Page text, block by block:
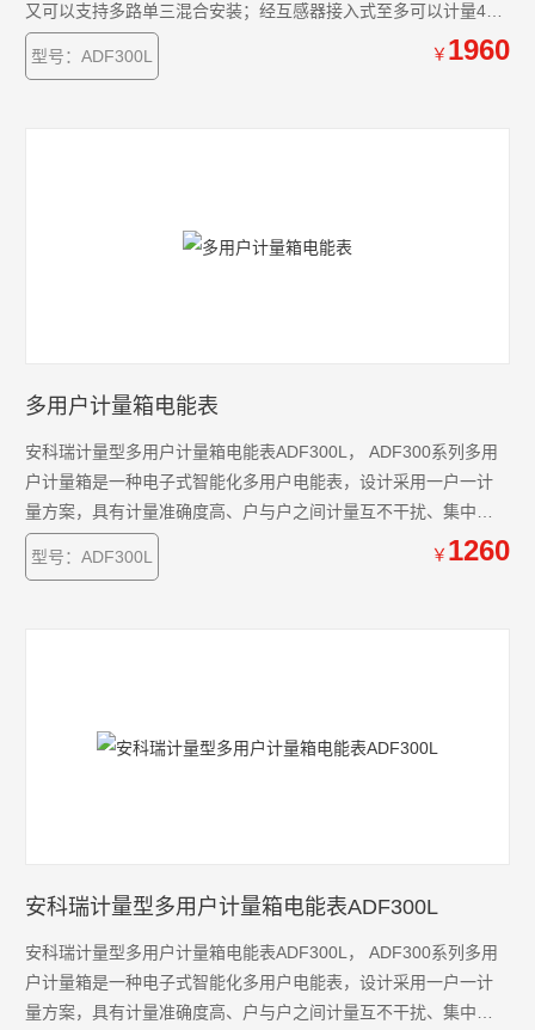
又可以支持多路单三混合安装；经互感器接入式至多可以计量4路
三相回路。
型号：ADF300L
￥ 1960
多用户计量箱电能表
安科瑞计量型多用户计量箱电能表ADF300L， ADF300系列多用
户计量箱是一种电子式智能化多用户电能表，设计采用一户一计
量方案，具有计量准确度高、户与户之间计量互不干扰、集中安
装、集中管理优势。可以同时计量12户三相、36户单相、单/三相
回路混合用电状况。
型号：ADF300L ￥ 1260
安科瑞计量型多用户计量箱电能表ADF300L
安科瑞计量型多用户计量箱电能表ADF300L， ADF300系列多用
户计量箱是一种电子式智能化多用户电能表，设计采用一户一计
量方案，具有计量准确度高、户与户之间计量互不干扰、集中安